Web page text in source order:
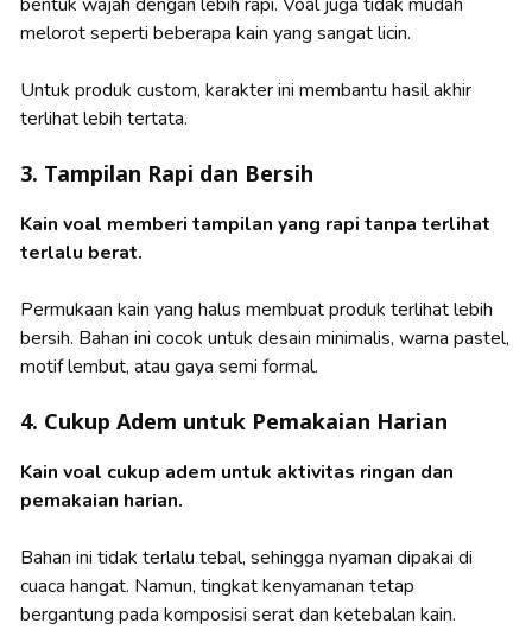
melorot seperti beberapa kain yang sangat licin.
Untuk produk custom, karakter ini membantu hasil akhir
terlihat lebih tertata.
3. Tampilan Rapi dan Bersih
Kain voal memberi tampilan yang rapi tanpa terlihat
terlalu berat.
Permukaan kain yang halus membuat produk terlihat lebih
bersih. Bahan ini cocok untuk desain minimalis, warna pastel,
motif lembut, atau gaya semi formal.
4. Cukup Adem untuk Pemakaian Harian
Kain voal cukup adem untuk aktivitas ringan dan
pemakaian harian.
Bahan ini tidak terlalu tebal, sehingga nyaman dipakai di
cuaca hangat. Namun, tingkat kenyamanan tetap
bergantung pada komposisi serat dan ketebalan kain.